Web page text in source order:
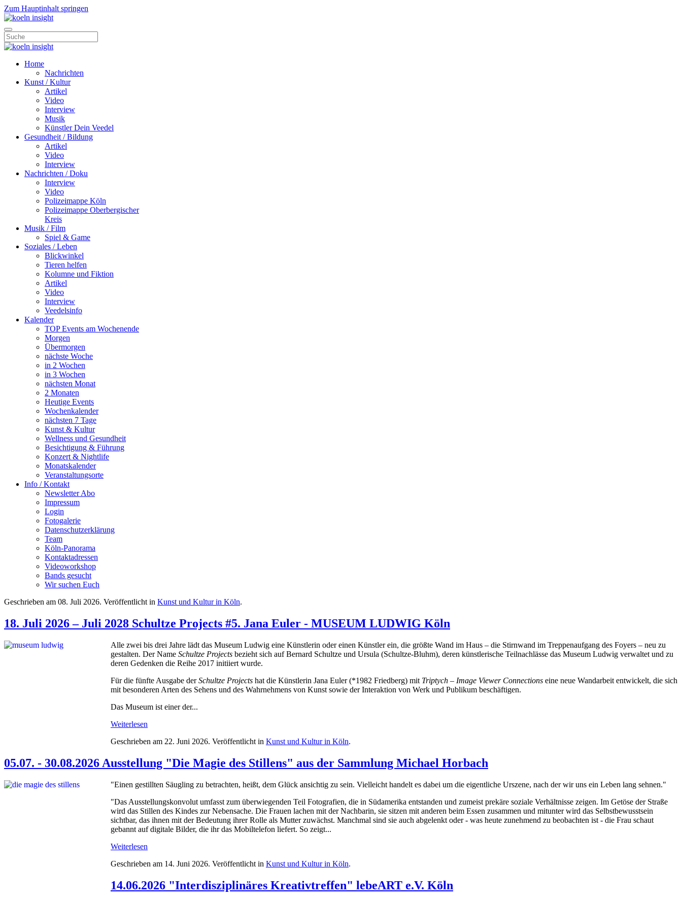
Zum Hauptinhalt springen
Home
Nachrichten
Kunst / Kultur
Artikel
Video
Interview
Musik
Künstler Dein Veedel
Gesundheit / Bildung
Artikel
Video
Interview
Nachrichten / Doku
Interview
Video
Polizeimappe Köln
Polizeimappe Oberbergischer
Kreis
Musik / Film
Spiel & Game
Soziales / Leben
Blickwinkel
Tieren helfen
Kolumne und Fiktion
Artikel
Video
Interview
Veedelsinfo
Kalender
TOP Events am Wochenende
Morgen
Übermorgen
nächste Woche
in 2 Wochen
in 3 Wochen
nächsten Monat
2 Monaten
Heutige Events
Wochenkalender
nächsten 7 Tage
Kunst & Kultur
Wellness und Gesundheit
Besichtigung & Führung
Konzert & Nightlife
Monatskalender
Veranstaltungsorte
Info / Kontakt
Newsletter Abo
Impressum
Login
Fotogalerie
Datenschutzerklärung
Team
Köln-Panorama
Kontaktadressen
Videoworkshop
Bands gesucht
Wir suchen Euch
Geschrieben am 08. Juli 2026. Veröffentlicht in Kunst und Kultur in Köln.
18. Juli 2026 – Juli 2028 Schultze Projects #5. Jana Euler - MUSEUM LUDWIG Köln
Alle zwei bis drei Jahre lädt das Museum Ludwig eine Künstlerin oder einen Künstler ein, die größte Wand im Haus – die Stirnwand im Treppenaufgang des Foyers – neu zu
gestalten. Der Name Schultze Projects bezieht sich auf Bernard Schultze und Ursula (Schultze-Bluhm), deren künstlerische Teilnachlässe das Museum Ludwig verwaltet und zu
deren Gedenken die Reihe 2017 initiiert wurde.
Für die fünfte Ausgabe derSchultze Projects hat die Künstlerin Jana Euler (*1982 Friedberg) mit Triptych – Image Viewer Connections eine neue Wandarbeit entwickelt, die sich
mit besonderen Arten des Sehens und des Wahrnehmens von Kunst sowie der Interaktion von Werk und Publikum beschäftigen.
Das Museum ist einer der...
Weiterlesen
Geschrieben am 22. Juni 2026. Veröffentlicht in Kunst und Kultur in Köln.
05.07. - 30.08.2026 Ausstellung "Die Magie des Stillens" aus der Sammlung Michael Horbach
"Einen gestillten Säugling zu betrachten, heißt, dem Glück ansichtig zu sein. Vielleicht handelt es dabei um die eigentliche Urszene, nach der wir uns ein Leben lang sehnen."
"Das Ausstellungskonvolut umfasst zum überwiegenden Teil Fotografien, die in Südamerika entstanden und zumeist prekäre soziale Verhältnisse zeigen. Im Getöse der Straße
wird das Stillen des Kindes zur Nebensache. Die Frauen lachen mit der Nachbarin, sie sitzen mit anderen beim Essen zusammen und mitunter wird das Selbstbewusstsein
sichtbar, das ihnen mit der Bedeutung ihrer Rolle als Mutter zuwächst. Manchmal sind sie auch abgelenkt oder - was heute zunehmend zu beobachten ist - die Frau schaut
gebannt auf digitale Bilder, die ihr das Mobiltelefon liefert. So zeigt...
Weiterlesen
Geschrieben am 14. Juni 2026. Veröffentlicht in Kunst und Kultur in Köln.
14.06.2026 "Interdisziplinäres Kreativtreffen" lebeART e.V. Köln